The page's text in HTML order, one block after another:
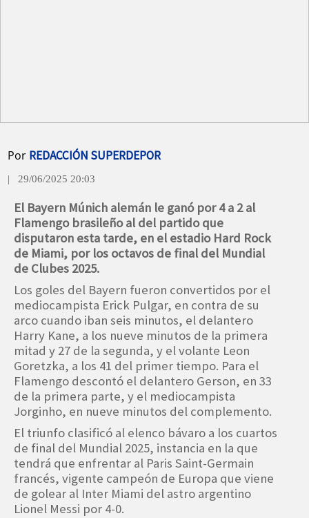
Por REDACCIÓN SUPERDEPOR
| 29/06/2025 20:03
El Bayern Múnich alemán le ganó por 4 a 2 al
Flamengo brasileño al del partido que
disputaron esta tarde, en el estadio Hard Rock
de Miami, por los octavos de final del Mundial
de Clubes 2025.
Los goles del Bayern fueron convertidos por el
mediocampista Erick Pulgar, en contra de su
arco cuando iban seis minutos, el delantero
Harry Kane, a los nueve minutos de la primera
mitad y 27 de la segunda, y el volante Leon
Goretzka, a los 41 del primer tiempo. Para el
Flamengo descontó el delantero Gerson, en 33
de la primera parte, y el mediocampista
Jorginho, en nueve minutos del complemento.
El triunfo clasificó al elenco bávaro a los cuartos
de final del Mundial 2025, instancia en la que
tendrá que enfrentar al Paris Saint-Germain
francés, vigente campeón de Europa que viene
de golear al Inter Miami del astro argentino
Lionel Messi por 4-0.